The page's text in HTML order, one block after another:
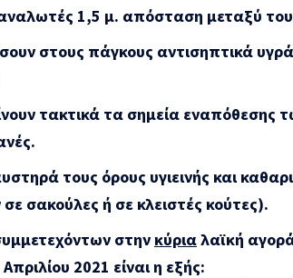
1,5 μ. απόσταση μεταξύ
στους πάγκους αντισηπτικά
τακτικά τα σημεία εναπόθεσης
τους όρους υγιεινής και
σακούλες ή σε κλειστές κούτες).
στηνκύριαλαϊκή
2021 είναι η εξής: